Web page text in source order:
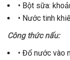
• Bột sữa:
• Nước tinh
Công thức nấu:
• Đổ nước vào